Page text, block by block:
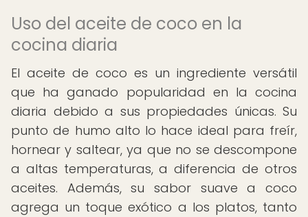
Uso del aceite de coco en la
cocina diaria
El aceite de coco es un ingrediente versátil
que ha ganado popularidad en la cocina
diaria debido a sus propiedades únicas. Su
punto de humo alto lo hace ideal para freír,
hornear y saltear, ya que no se descompone
a altas temperaturas, a diferencia de otros
aceites. Además, su sabor suave a coco
agrega un toque exótico a los platos, tanto